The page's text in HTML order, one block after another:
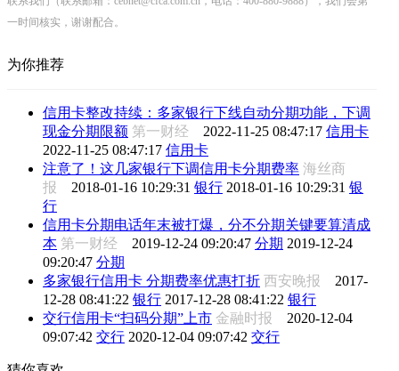
一时间核实，谢谢配合。
为你推荐
信用卡整改持续：多家银行下线自动分期功能，下调
现金分期限额 第一财经 2022-11-25 08:47:17 信用卡
2022-11-25 08:47:17 信用卡
注意了！这几家银行下调信用卡分期费率 海丝商
报 2018-01-16 10:29:31 银行 2018-01-16 10:29:31 银
行
信用卡分期电话年末被打爆，分不分期关键要算清成
本 第一财经 2019-12-24 09:20:47 分期 2019-12-24
09:20:47 分期
多家银行信用卡 分期费率优惠打折 西安晚报 2017-
12-28 08:41:22 银行 2017-12-28 08:41:22 银行
交行信用卡“扫码分期”上市 金融时报 2020-12-04
09:07:42 交行 2020-12-04 09:07:42 交行